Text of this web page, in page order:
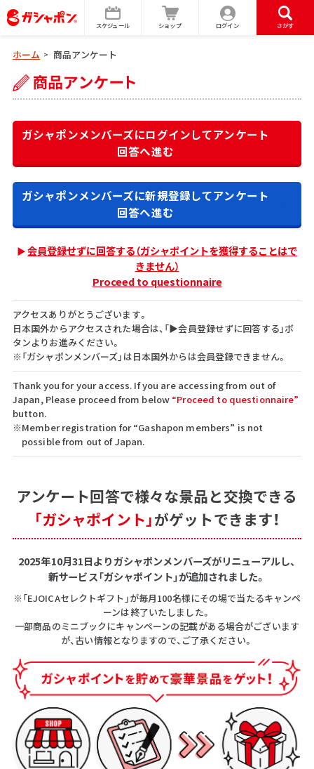
スケジュール ショップ ログイン さがす
ホーム > 商品アンケート
ガシャポンメンバーズにログインしてアンケート
回答へ進む
ガシャポンメンバーズに新規登録してアンケート
回答へ進む
会員登録せずに回答する（ガシャポイントを獲得することはで
きません）
Proceed to questionnaire
アクセスありがとうございます。
日本国外からアクセスされた場合は、「▶会員登録せずに回答する」ボ
タンよりお進みください。
※「ガシャポンメンバーズ」は日本国外からは会員登録できません。
Thank you for your access. If you are accessing from out of
Japan, Please proceed from below “Proceed to questionnaire”
button.
※Member registration for “Gashapon members” is not
possible from out of Japan.
アンケート回答で様々な景品と交換できる
「ガシャポイント」がゲットできます！
2025年10月31日よりガシャポンメンバーズがリニューアルし、
新サービス「ガシャポイント」が追加されました。
※「EJOICAセレクトギフト」が毎月100名様にその場で当たるキャンペ
ーンは終了いたしました。
一部商品のミニブックにキャンペーンの記載がある場合がございます
が、古い情報となりますので、ご了承ください。